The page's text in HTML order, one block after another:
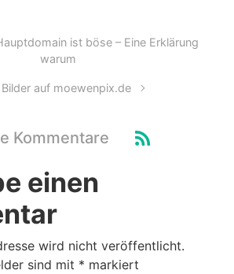
ist böse – Eine Erklärung
warum
Bilder auf moewenpix.de
Kommentare
einen
wird nicht veröffentlicht.
sind mit * markiert